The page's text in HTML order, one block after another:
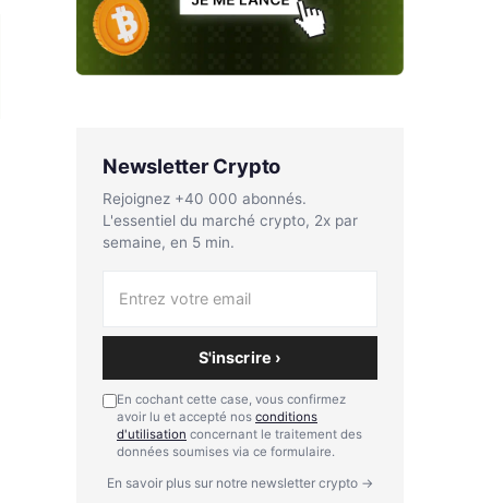
Newsletter Crypto
Rejoignez +40 000 abonnés.
L'essentiel du marché crypto, 2x par
semaine, en 5 min.
S'inscrire ›
En cochant cette case, vous confirmez
avoir lu et accepté nos conditions
d'utilisation concernant le traitement des
données soumises via ce formulaire.
En savoir plus sur notre newsletter crypto →